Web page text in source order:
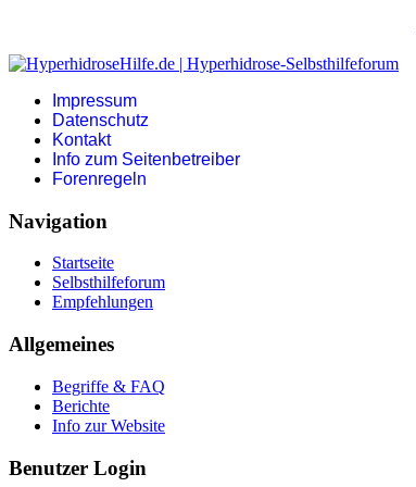
Impressum
Datenschutz
Kontakt
Info zum Seitenbetreiber
Forenregeln
Navigation
Startseite
Selbsthilfeforum
Empfehlungen
Allgemeines
Begriffe & FAQ
Berichte
Info zur Website
Benutzer Login